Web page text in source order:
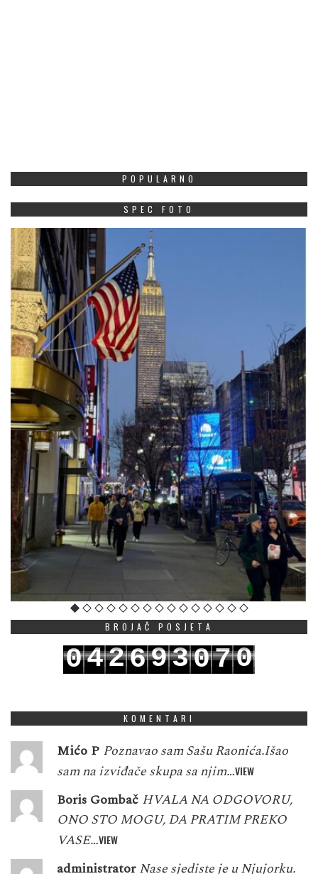
POPULARNO
SPEC FOTO
BROJAČ POSJETA
042693070
KOMENTARI
Mićo P Poznavao sam Sašu Raonića.Išao
sam na izviđače skupa sa njim…VIEW
Boris Gombač HVALA NA ODGOVORU,
ONO STO MOGU, DA PRATIM PREKO
VASE…VIEW
administrator Nase sjediste je u Njujorku.